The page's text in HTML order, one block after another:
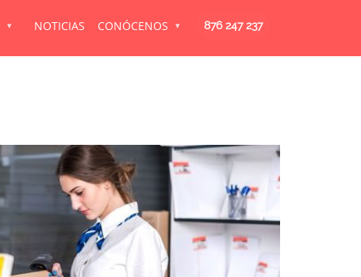
NOTICIAS CONÓCENOS 876 247 237